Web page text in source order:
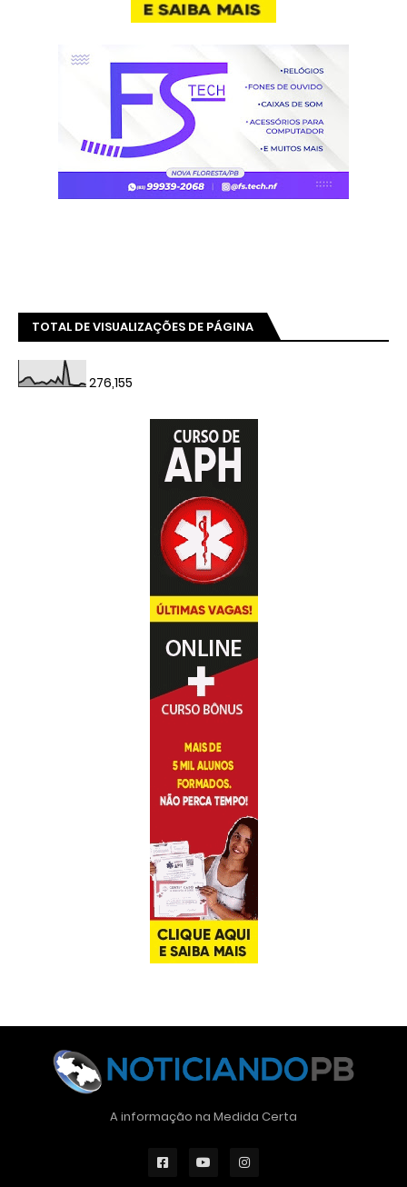
TOTAL DE VISUALIZAÇÕES DE PÁGINA
276,155
A informação na Medida Certa